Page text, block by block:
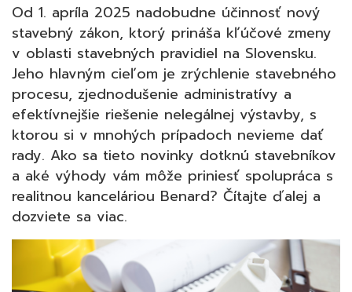
Od 1. apríla 2025 nadobudne účinnosť nový
stavebný zákon, ktorý prináša kľúčové zmeny
v oblasti stavebných pravidiel na Slovensku.
Jeho hlavným cieľom je zrýchlenie stavebného
procesu, zjednodušenie administratívy a
efektívnejšie riešenie nelegálnej výstavby, s
ktorou si v mnohých prípadoch nevieme dať
rady. Ako sa tieto novinky dotknú stavebníkov
a aké výhody vám môže priniesť spolupráca s
realitnou kanceláriou Benard? Čítajte ďalej a
dozviete sa viac.